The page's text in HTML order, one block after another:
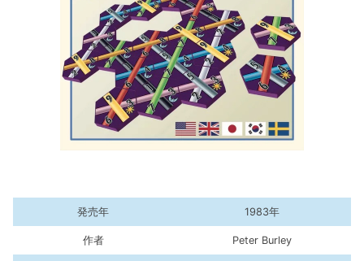
発売年 1983年
作者 Peter Burley